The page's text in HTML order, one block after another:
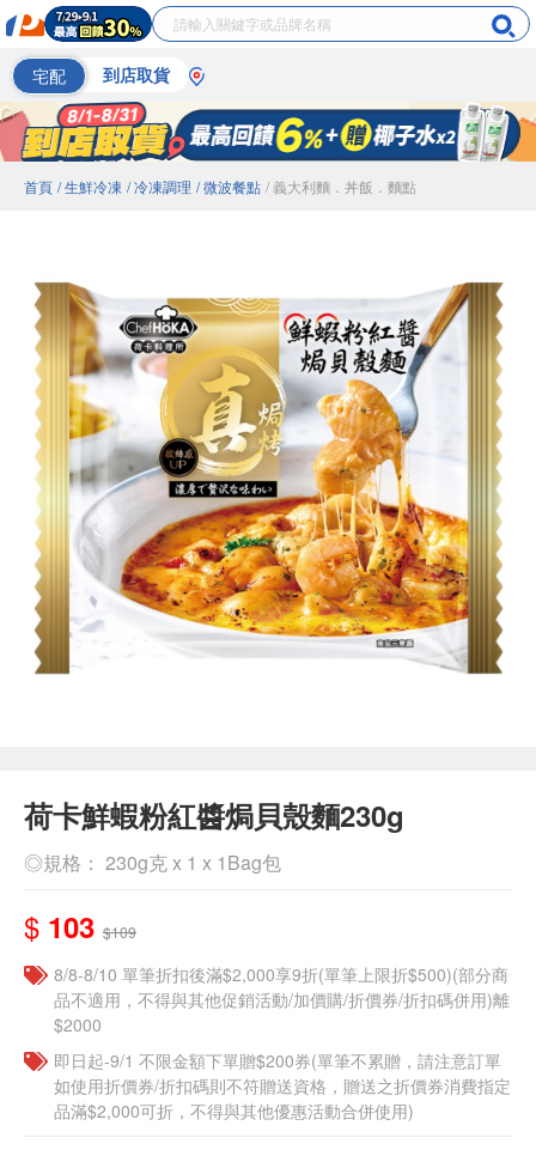
宅配 到店取貨
首頁 / 生鮮冷凍 / 冷凍調理 / 微波餐點 / 義大利麵．丼飯．麵點
荷卡鮮蝦粉紅醬焗貝殼麵230g
◎規格： 230g克 x 1 x 1Bag包
$ 103 $109
8/8-8/10 單筆折扣後滿$2,000享9折(單筆上限折$500)(部分商
品不適用，不得與其他促銷活動/加價購/折價券/折扣碼併用)離
$2000
即日起-9/1 不限金額下單贈$200券(單筆不累贈，請注意訂單
如使用折價券/折扣碼則不符贈送資格，贈送之折價券消費指定
品滿$2,000可折，不得與其他優惠活動合併使用)